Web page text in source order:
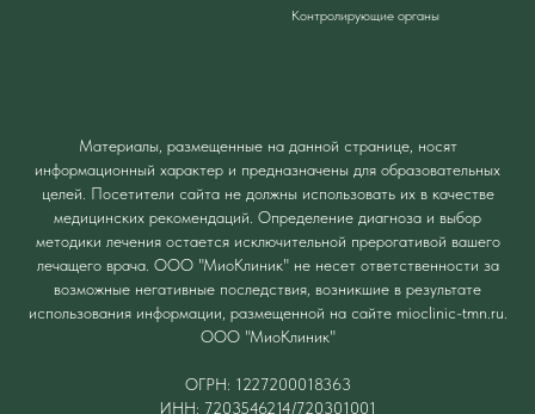
Контролирующие органы
Материалы, размещенные на данной странице, носят
информационный характер и предназначены для образовательных
целей. Посетители сайта не должны использовать их в качестве
медицинских рекомендаций. Определение диагноза и выбор
методики лечения остается исключительной прерогативой вашего
лечащего врача. ООО "МиоКлиник" не несет ответственности за
возможные негативные последствия, возникшие в результате
использования информации, размещенной на сайте mioclinic-tmn.ru.
ООО "МиоКлиник"
ОГРН: 1227200018363
ИНН: 7203546214/720301001